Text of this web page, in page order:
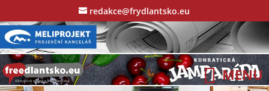
redakce@frydlantsko.eu